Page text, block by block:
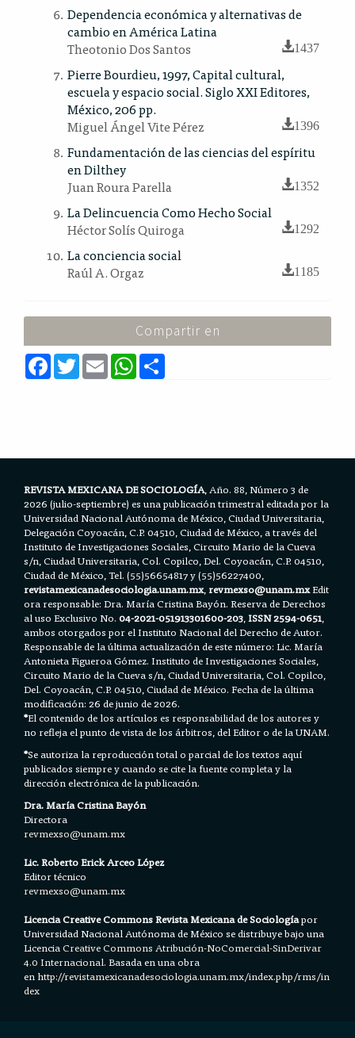
Dependencia económica y alternativas de
cambio en América Latina
Theotonio Dos Santos
1437
Pierre Bourdieu, 1997, Capital cultural,
escuela y espacio social. Siglo XXI Editores,
México, 206 pp.
Miguel Ángel Vite Pérez
1396
Fundamentación de las ciencias del espíritu
en Dilthey
Juan Roura Parella
1352
La Delincuencia Como Hecho Social
Héctor Solís Quiroga
1292
La conciencia social
Raúl A. Orgaz
1185
Compartir en
F
a
c
T
w
E
m
a
W
h
a
REVISTA MEXICANA DE SOCIOLOGÍA, Año. 88, Número 3 de
2026 (julio-septiembre) es una publicación trimestral editada por la
Universidad Nacional Autónoma de México, Ciudad Universitaria,
Delegación Coyoacán, C.P. 04510, Ciudad de México, a través del
Instituto de Investigaciones Sociales, Circuito Mario de la Cueva
s/n, Ciudad Universitaria, Col. Copilco, Del. Coyoacán, C.P. 04510,
Ciudad de México, Tel. (55)56654817 y (55)56227400,
revistamexicanadesociologia.unam.mx,revmexso@unam.mxEdit
ora responsable: Dra. María Cristina Bayón. Reserva de Derechos
al uso Exclusivo No.04-2021-051913301600-203,ISSN 2594-0651,
ambos otorgados por el Instituto Nacional del Derecho de Autor.
Responsable de la última actualización de este número: Lic. María
Antonieta Figueroa Gómez. Instituto de Investigaciones Sociales,
Circuito Mario de la Cueva s/n, Ciudad Universitaria, Col. Copilco,
Del. Coyoacán, C.P. 04510, Ciudad de México. Fecha de la última
modificación: 26 de junio de 2026.
*El contenido de los artículos es responsabilidad de los autores y
no refleja el punto de vista de los árbitros, del Editor o de la UNAM.
*Se autoriza la reproducción total o parcial de los textos aquí
publicados siempre y cuando se cite la fuente completa y la
dirección electrónica de la publicación.
Dra. María Cristina Bayón
Directora
revmexso@unam.mx
Lic. Roberto Erick Arceo López
Editor técnico
revmexso@unam.mx
Licencia Creative Commons Revista Mexicana de Sociologíapor
Universidad Nacional Autónoma de México se distribuye bajo una
LicenciaCreative Commons Atribución-NoComercial-SinDerivar
4.0 Internacional.Basada en una obra
en http://revistamexicanadesociologia.unam.mx/index.php/rms/in
dex